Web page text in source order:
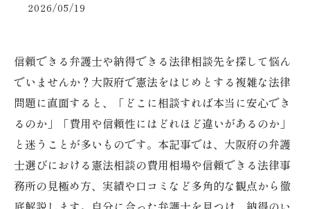
2026/05/19
信頼できる弁護士や納得できる法律相談先を探して悩ん
でいませんか？大阪府で憲法をはじめとする複雑な法律
問題に直面すると、「どこに相談すれば本当に安心でき
るのか」「費用や信頼性にはどれほど違いがあるのか」
と迷うことが多いものです。本記事では、大阪府の弁護
士選びにおける憲法相談の費用相場や信頼できる法律事
務所の見極め方、実績や口コミなど多角的な観点から徹